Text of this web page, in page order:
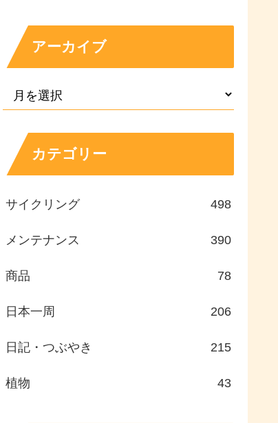
アーカイブ
カテゴリー
サイクリング 498
メンテナンス 390
商品 78
日本一周 206
日記・つぶやき 215
植物 43